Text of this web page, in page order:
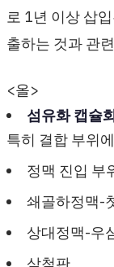
로 1년 이상 삽
출하는 것과 관
<올>
섬유화 캡슐
특히 결합 부위
정맥 진입 부
쇄골하정맥-
상대정맥-우
삼첨판